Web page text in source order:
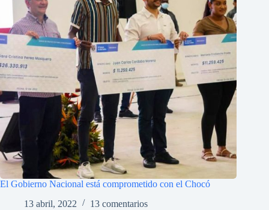
El Gobierno Nacional está comprometido con el Chocó
13 abril, 2022
13 comentarios